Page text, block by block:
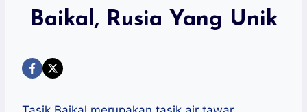
Baikal, Rusia Yang Unik